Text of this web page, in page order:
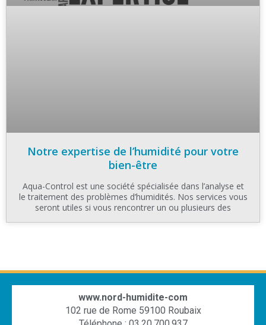
Notre expertise de l’humidité pour votre
bien-être
Aqua-Control est une société spécialisée dans l’analyse et
le traitement des problèmes d’humidités. Nos services vous
seront utiles si vous rencontrer un ou plusieurs des
www.nord-humidite-com
102 rue de Rome 59100 Roubaix